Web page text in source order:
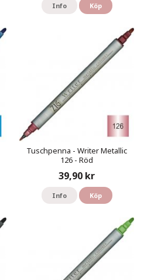
Info Köp
Tuschpenna - Writer Metallic
126 - Röd
39,90 kr
Info Köp